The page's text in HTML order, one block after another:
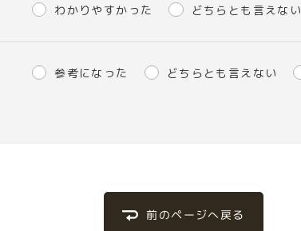
わかりやすかった どちらとも言えない
参考になった どちらとも言えない
前のページへ戻る